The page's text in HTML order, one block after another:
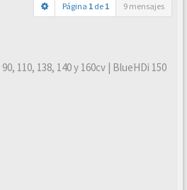
Página 1 de 1 9 mensajes
110, 138, 140 y 160cv | BlueHDi 150